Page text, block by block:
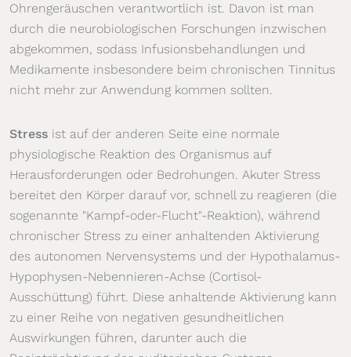
Ohrengeräuschen verantwortlich ist. Davon ist man
durch die neurobiologischen Forschungen inzwischen
abgekommen, sodass Infusionsbehandlungen und
Medikamente insbesondere beim chronischen Tinnitus
nicht mehr zur Anwendung kommen sollten.
Stress ist auf der anderen Seite eine normale
physiologische Reaktion des Organismus auf
Herausforderungen oder Bedrohungen. Akuter Stress
bereitet den Körper darauf vor, schnell zu reagieren (die
sogenannte "Kampf-oder-Flucht"-Reaktion), während
chronischer Stress zu einer anhaltenden Aktivierung
des autonomen Nervensystems und der Hypothalamus-
Hypophysen-Nebennieren-Achse (Cortisol-
Ausschüttung) führt. Diese anhaltende Aktivierung kann
zu einer Reihe von negativen gesundheitlichen
Auswirkungen führen, darunter auch die